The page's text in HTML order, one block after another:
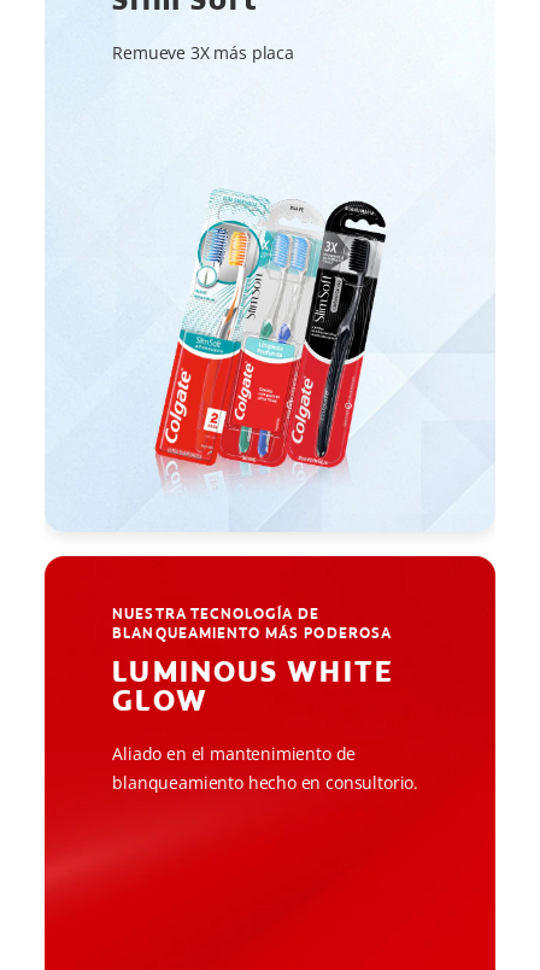
Remueve 3X más placa
NUESTRA TECNOLOGÍA DE
BLANQUEAMIENTO MÁS PODEROSA
LUMINOUS WHITE
GLOW
Aliado en el mantenimiento de
blanqueamiento hecho en consultorio.